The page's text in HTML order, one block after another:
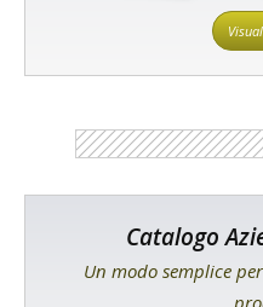
Catalogo
Un modo semplice